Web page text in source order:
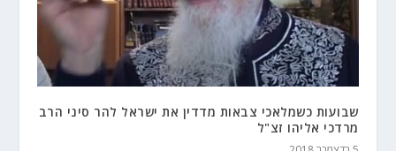
שבועות כשמלאכי צבאות מדדין את ישראל להר סיני הרב
מרדכי אליהו זצ"ל